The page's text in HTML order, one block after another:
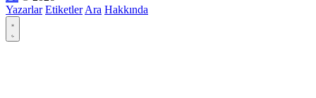
Yazarlar Etiketler Ara Hakkında